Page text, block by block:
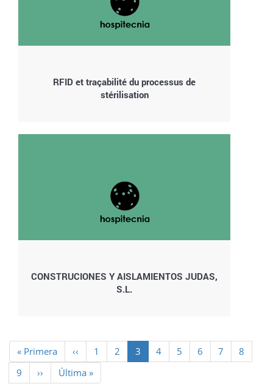
RFID et traçabilité du processus de
stérilisation
CONSTRUCIONES Y AISLAMIENTOS JUDAS,
S.L.
Paginación
Primera
página
« Primera
Página
anterior
‹‹ Page
1 Page
2
Página
actual
3 Page
4 Page
5 Page
6 Page
7 Page
8
Page
9
Siguiente
página
››
Última
página
Última »